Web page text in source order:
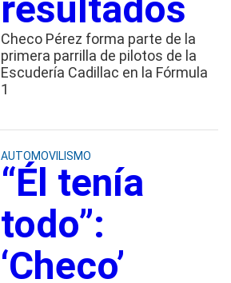
resultados
Checo Pérez forma parte de la
primera parrilla de pilotos de la
Escudería Cadillac en la Fórmula
1
AUTOMOVILISMO
“Él tenía
todo”:
‘Checo’